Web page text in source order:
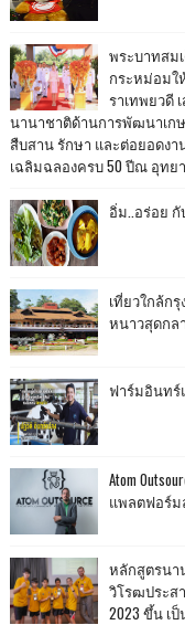
พระบาทสม
กระหม่อมใ
ราเทพยวดี
นานาชาติด้านการพัฒนาเก
สืบสาน รักษา และต่อยอดงา
เฉลิมฉลองครบ 50 ปีณ อุทย
อิ่ม..อร่อย
เที่ยวใกล้ก
หนาวสุดกล
ฟาร์มอินทร์
Atom
แพลตฟอร์
หลักสูตรนา
วิโรฒประสา
2023 ขึ้น เ